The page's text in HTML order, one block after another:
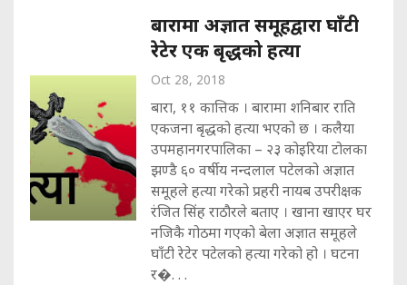
बारामा अज्ञात समूहद्वारा घाँटी
रेटेर एक बृद्धको हत्या
Oct 28, 2018
बारा, ११ कात्तिक । बारामा शनिबार राति
एकजना बृद्धको हत्या भएको छ । कलैया
उपमहानगरपालिका – २३ कोइरिया टोलका
झण्डै ६० वर्षीय नन्दलाल पटेलको अज्ञात
समूहले हत्या गरेको प्रहरी नायब उपरीक्षक
रंजित सिंह राठौरले बताए । खाना खाएर घर
नजिकै गोठमा गएको बेला अज्ञात समूहले
घाँटी रेटेर पटेलको हत्या गरेको हो । घटना
र�. . .